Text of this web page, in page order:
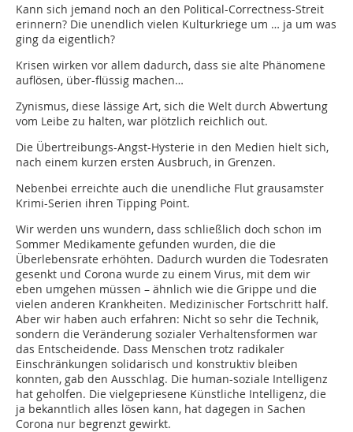
Kann sich jemand noch an den Political-Correctness-Streit
erinnern? Die unendlich vielen Kulturkriege um … ja um was
ging da eigentlich?
Krisen wirken vor allem dadurch, dass sie alte Phänomene
auflösen, über-flüssig machen…
Zynismus, diese lässige Art, sich die Welt durch Abwertung
vom Leibe zu halten, war plötzlich reichlich out.
Die Übertreibungs-Angst-Hysterie in den Medien hielt sich,
nach einem kurzen ersten Ausbruch, in Grenzen.
Nebenbei erreichte auch die unendliche Flut grausamster
Krimi-Serien ihren Tipping Point.
Wir werden uns wundern, dass schließlich doch schon im
Sommer Medikamente gefunden wurden, die die
Überlebensrate erhöhten. Dadurch wurden die Todesraten
gesenkt und Corona wurde zu einem Virus, mit dem wir
eben umgehen müssen – ähnlich wie die Grippe und die
vielen anderen Krankheiten. Medizinischer Fortschritt half.
Aber wir haben auch erfahren: Nicht so sehr die Technik,
sondern die Veränderung sozialer Verhaltensformen war
das Entscheidende. Dass Menschen trotz radikaler
Einschränkungen solidarisch und konstruktiv bleiben
konnten, gab den Ausschlag. Die human-soziale Intelligenz
hat geholfen. Die vielgepriesene Künstliche Intelligenz, die
ja bekanntlich alles lösen kann, hat dagegen in Sachen
Corona nur begrenzt gewirkt.